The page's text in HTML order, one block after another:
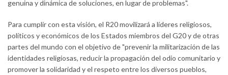
genuina y dinámica de soluciones, en lugar de problemas".
Para cumplir con esta visión, el R20 movilizará a líderes religiosos,
políticos y económicos de los Estados miembros del G20 y de otras
partes del mundo con el objetivo de "prevenir la militarización de las
identidades religiosas, reducir la propagación del odio comunitario y
promover la solidaridad y el respeto entre los diversos pueblos,